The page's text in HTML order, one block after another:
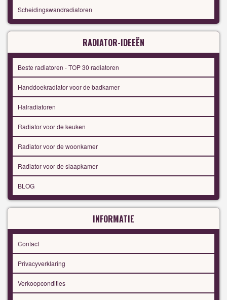
Scheidingswandradiatoren
RADIATOR-IDEEËN
Beste radiatoren - TOP 30 radiatoren
Handdoekradiator voor de badkamer
Halradiatoren
Radiator voor de keuken
Radiator voor de woonkamer
Radiator voor de slaapkamer
BLOG
INFORMATIE
Contact
Privacyverklaring
Verkoopcondities